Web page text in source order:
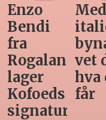
Med
italiensk
bynavn
vet du
hva du
får
på
i ny
drakt